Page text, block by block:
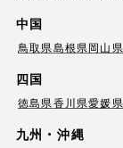
中国
鳥取県島根県岡山県
四国
徳島県香川県愛媛県
九州・沖縄